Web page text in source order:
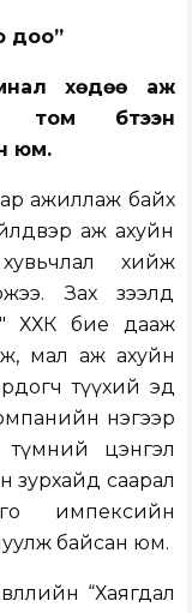
доо”
хөдөө аж
том бүтээн
юм.
ажиллаж байх
аж ахуйн
хийж
Зах зээлд
ХХК бие дааж
мал аж ахуйн
түүхий эд
нэгээр
цэнгэл
зурхайд саарал
импексийн
байсан юм.
“Хаягдал